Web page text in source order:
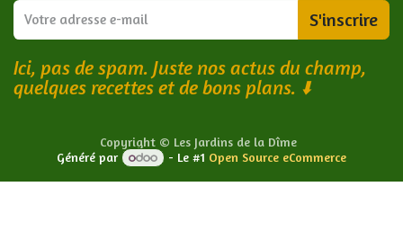
S'inscrire
Ici, pas de spam. Juste nos actus du champ,
quelques recettes et de bons plans. ⬇️
Copyright © Les Jardins de la Dîme
Généré par
- Le #1 Open Source eCommerce